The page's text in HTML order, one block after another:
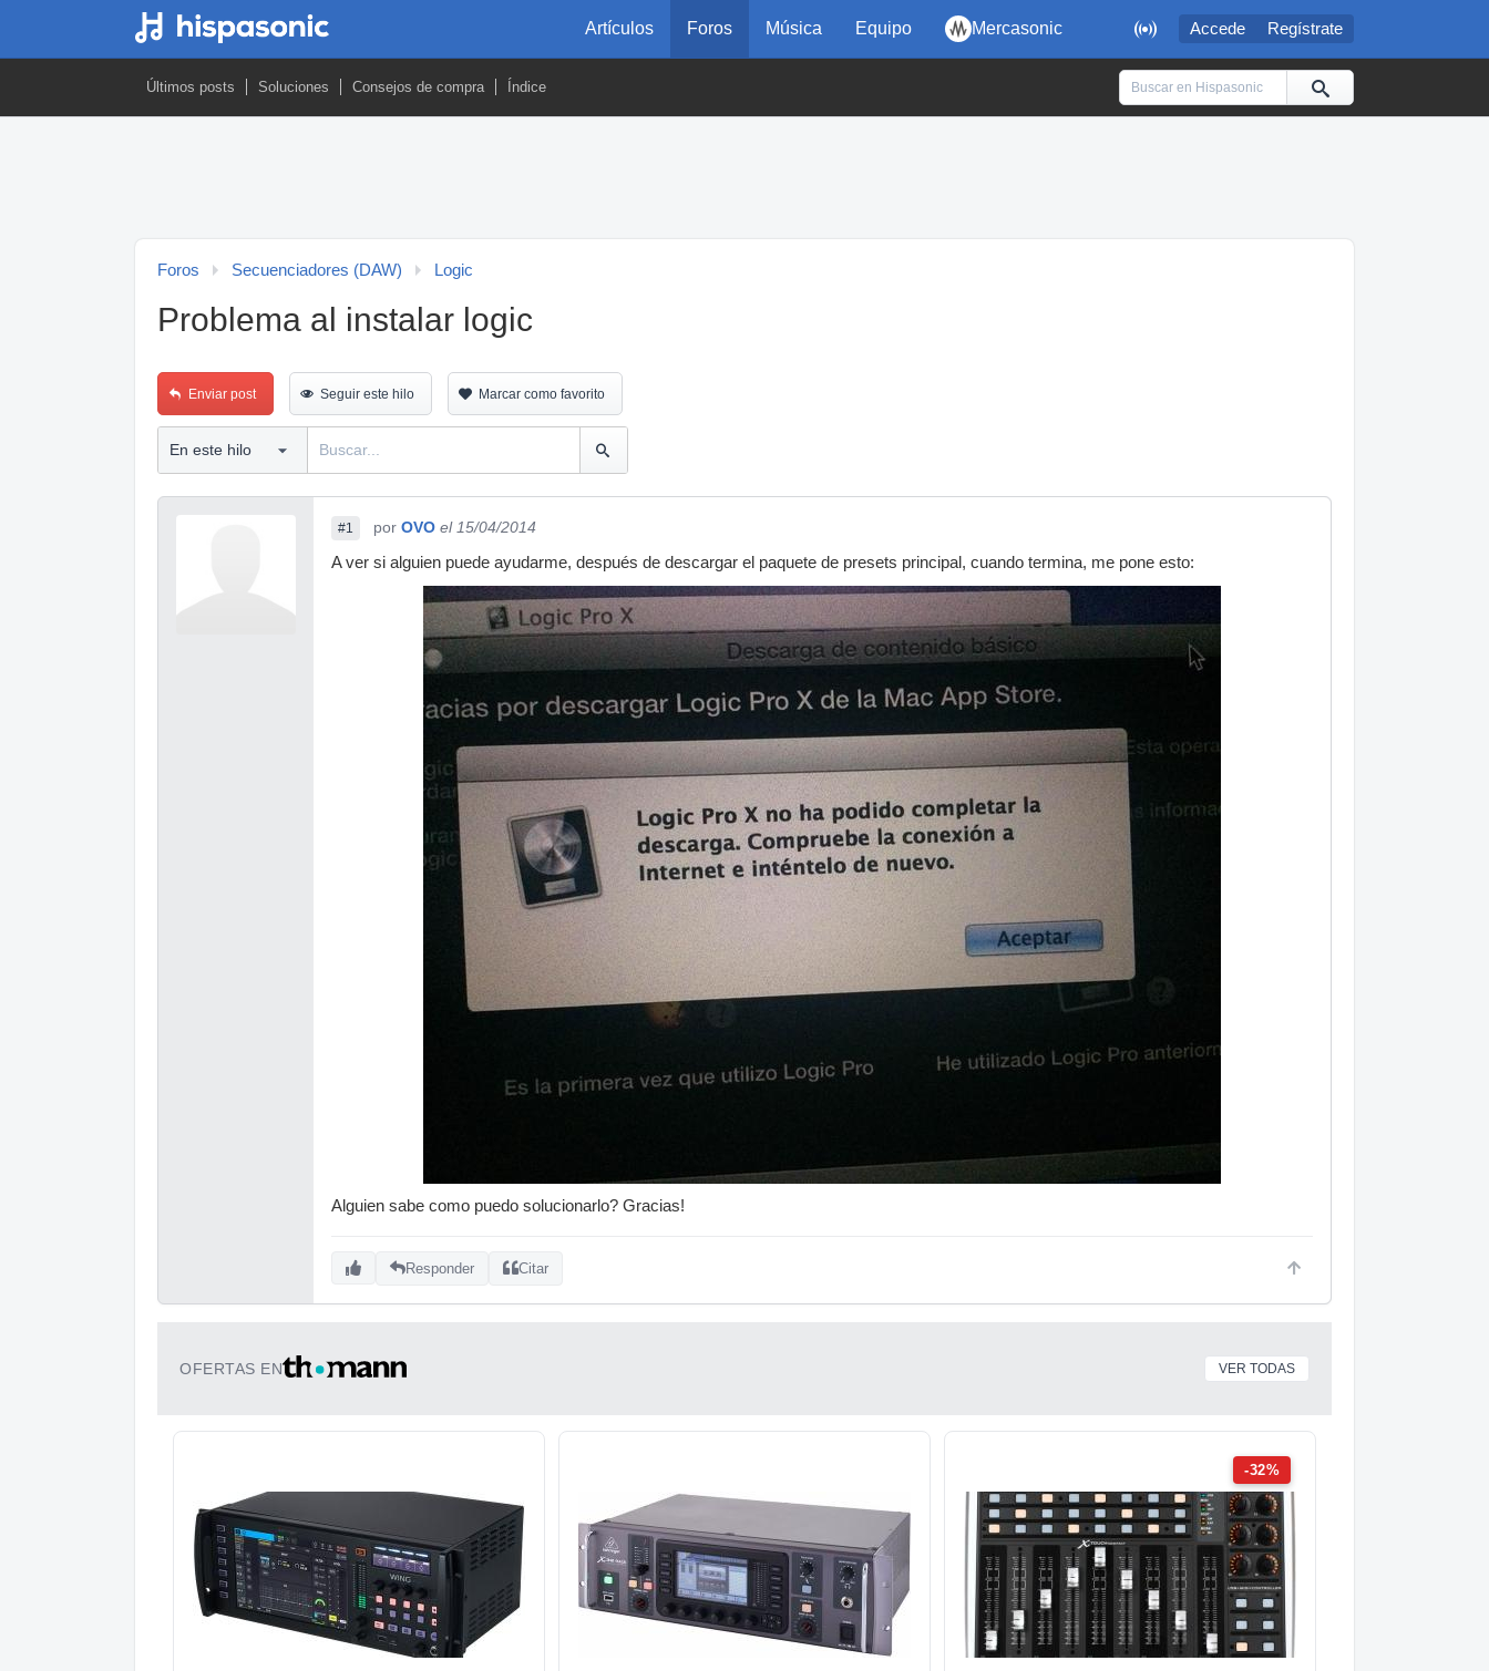
 Accede Regístrate
Artículos Foros Música Equipo Mercasonic
Últimos posts Soluciones Consejos de compra Índice
Foros Secuenciadores (DAW) Logic
Problema al instalar logic
Enviar post Seguir este hilo Marcar como favorito
#1 por OVO el 15/04/2014
A ver si alguien puede ayudarme, después de descargar el paquete de presets principal, cuando termina, me pone esto:
Alguien sabe como puedo solucionarlo? Gracias!
Responder Citar
OFERTAS EN VER TODAS
-32%